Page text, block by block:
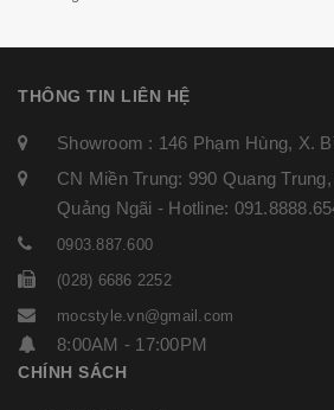
THÔNG TIN LIÊN HỆ
Showroom : 146 Phạm Hùng, X.
CN Miền Trung: 990 Quang
Quảng Ngãi - Hotline:
0903.887.600
(028) 6686 2252
mocstyle.vn@gmail.com
8:00AM - 17:00PM
CHÍNH SÁCH